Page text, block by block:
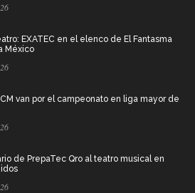
EXATEC en el elenco de El Fantasma
México
van por el campeonato en liga mayor de
de PrepaTec Qro al teatro musical en